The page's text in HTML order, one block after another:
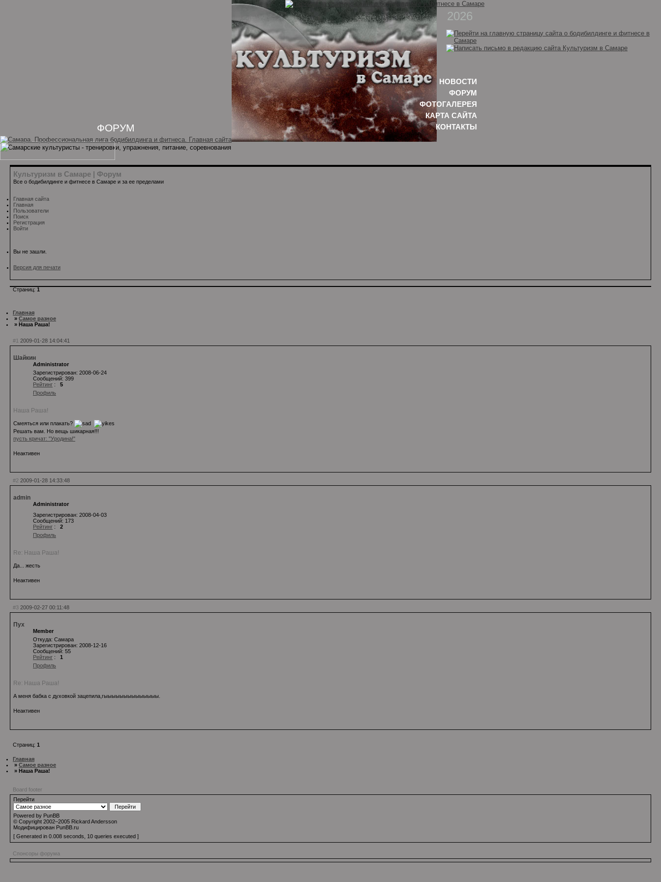
Культуризм в Самаре | Форум
Все о бодибилдинге и фитнесе в Самаре и за ее пределами
Главная сайта
Главная
Пользователи
Поиск
Регистрация
Войти
Вы не зашли.
Версия для печати
Страниц: 1
Главная
» Самое разное
» Наша Раша!
#1 2009-01-28 14:04:41
Шайкин
Administrator
Зарегистрирован: 2008-06-24
Сообщений: 399
Рейтинг : 5
Профиль
Наша Раша!
Смеяться или плакать?
Решать вам. Но вещь шикарная!!!
пусть кричат: "Уродина!"
Неактивен
#2 2009-01-28 14:33:48
admin
Administrator
Зарегистрирован: 2008-04-03
Сообщений: 173
Рейтинг : 2
Профиль
Re: Наша Раша!
Да... жесть
Неактивен
#3 2009-02-27 00:11:48
Пух
Member
Откуда: Самара
Зарегистрирован: 2008-12-16
Сообщений: 55
Рейтинг : 1
Профиль
Re: Наша Раша!
А меня бабка с духовкой зацепила,гыыыыыыыыыыыыыы.
Неактивен
Страниц: 1
Главная
» Самое разное
» Наша Раша!
Board footer
Перейти
Powered by PunBB
© Copyright 2002–2005 Rickard Andersson
Модифицирован PunBB.ru
[ Generated in 0.008 seconds, 10 queries executed ]
Спонсоры форума
2026
НОВОСТИ
ФОРУМ
ФОТОГАЛЕРЕЯ
КАРТА САЙТА
КОНТАКТЫ
ФОРУМ